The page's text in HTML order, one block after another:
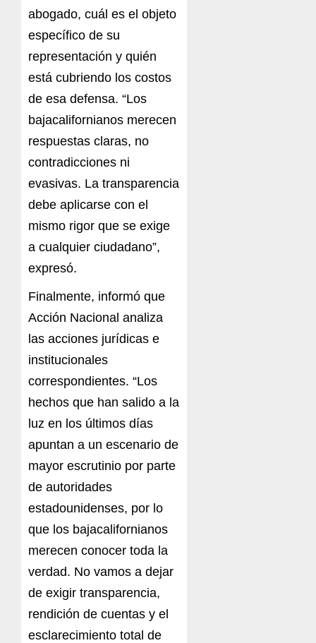
abogado, cuál es el objeto
específico de su
representación y quién
está cubriendo los costos
de esa defensa. “Los
bajacalifornianos merecen
respuestas claras, no
contradicciones ni
evasivas. La transparencia
debe aplicarse con el
mismo rigor que se exige
a cualquier ciudadano”,
expresó.
Finalmente, informó que
Acción Nacional analiza
las acciones jurídicas e
institucionales
correspondientes. “Los
hechos que han salido a la
luz en los últimos días
apuntan a un escenario de
mayor escrutinio por parte
de autoridades
estadounidenses, por lo
que los bajacalifornianos
merecen conocer toda la
verdad. No vamos a dejar
de exigir transparencia,
rendición de cuentas y el
esclarecimiento total de